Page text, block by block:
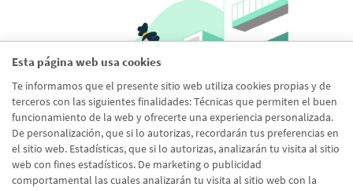
Esta página web usa cookies
Te informamos que el presente sitio web utiliza cookies propias y de
terceros con las siguientes finalidades: Técnicas que permiten el buen
funcionamiento de la web y ofrecerte una experiencia personalizada.
De personalización, que si lo autorizas, recordarán tus preferencias en
el sitio web. Estadísticas, que si lo autorizas, analizarán tu visita al sitio
web con fines estadísticos. De marketing o publicidad
comportamental las cuales analizarán tu visita al sitio web con la